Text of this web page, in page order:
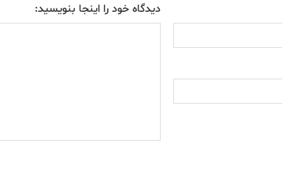
دیدگاه خود را اینجا بنویسید: